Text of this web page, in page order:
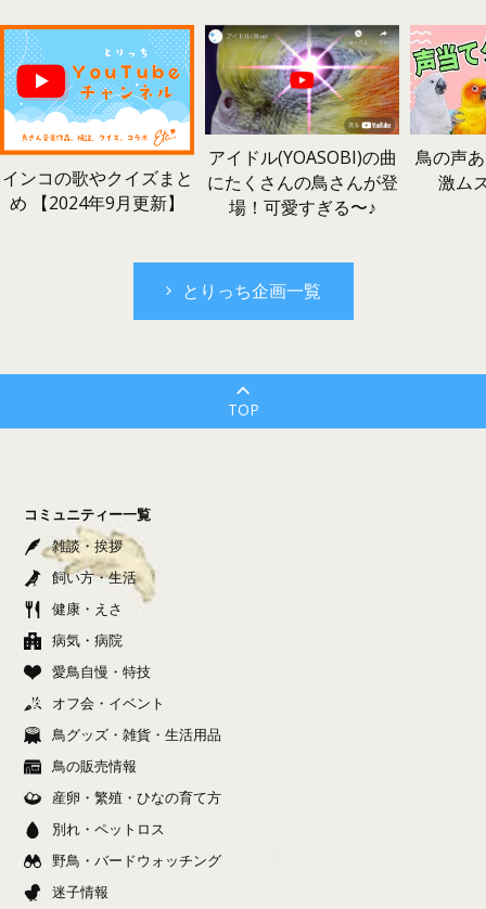
インコの歌やクイズまと
め 【2024年9月更新】
アイドル(YOASOBI)の曲
にたくさんの鳥さんが登
場！可愛すぎる〜♪
鳥の声
激ム
とりっち企画一覧
TOP
コミュニティー一覧
雑談・挨拶
飼い方・生活
健康・えさ
病気・病院
愛鳥自慢・特技
オフ会・イベント
鳥グッズ・雑貨・生活用品
鳥の販売情報
産卵・繁殖・ひなの育て方
別れ・ペットロス
野鳥・バードウォッチング
迷子情報